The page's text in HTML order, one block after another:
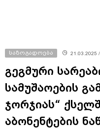
საზოგადოება 21.03.2025
გეგმური
სამუშაოების
ჯორჯიას“
აბონენტების